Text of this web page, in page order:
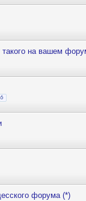
такого на вашем
форума (*)